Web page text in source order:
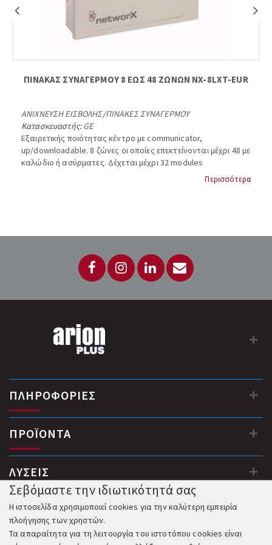
ΠΙΝΑΚΑΣ ΣΥΝΑΓΕΡΜΟΥ 8 ΕΩΣ 48 ΖΩΝΩΝ NX-8LXT-EUR
ΑΝΙΧΝΕΥΣΗ ΕΙΣΒΟΛΗΣ/ΠΙΝΑΚΕΣ ΣΥΝΑΓΕΡΜΟΥ
Κατασκευαστής:GE
Εξαιρετικής ποιότητας κέντρο με communicator,
up/downloadable. 8 ζώνες οι οποίες επεκτείνονται μέχρι 48 με
καλώδιο ή ασύρματες. Δέχεται μέχρι 32 modules
επεκτάσεως, 8 χωρίσματα, 4 εξόδους, 99 χρήστες. Μπορεί
να δεχτεί μέχρι 24 πληκτρολόγια, 8 για κάθε υποσύστημα.
χρόνο επανόπλισης, siren tone format, επιλογή
σύνδεσης με ΝΧ-7002 (GSM module) για μετάδοση σημάτων
μέσω GSM. Κατανάλωση 66mΑ. Συμβατός με τεχνολογία
Χ-10. Δεν περιλαμβάνει πληκτρολόγιο και M/T. GE, NX-8LXTR-
Περισσότερα
ΠΛΗΡΟΦΟΡΙΕΣ
ΠΡΟΪΟΝΤΑ
ΛΥΣΕΙΣ
Σεβόμαστε την ιδιωτικότητά σας
Η ιστοσελίδα χρησιμοποιεί cookies για την καλύτερη εμπειρία
πλοήγησης των χρηστών.
Τα απαραίτητα για τη λειτουργία του ιστοτόπου cookies είναι